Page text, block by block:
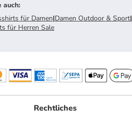
auch:
für Damen|Damen Outdoor & Sport|
für Herren Sale
Rechtliches